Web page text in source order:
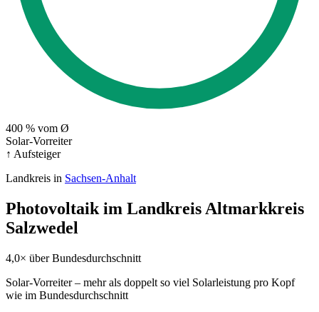
400 % vom Ø
Solar-Vorreiter
↑ Aufsteiger
Landkreis in Sachsen-Anhalt
Photovoltaik im Landkreis Altmarkkreis
Salzwedel
4,0× über Bundesdurchschnitt
Solar-Vorreiter – mehr als doppelt so viel Solarleistung pro Kopf
wie im Bundesdurchschnitt